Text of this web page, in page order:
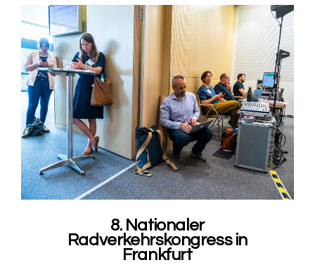
8. Nationaler
Radverkehrskongress in
Frankfurt